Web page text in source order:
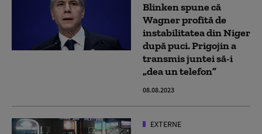
Blinken spune că
Wagner profită de
instabilitatea din Niger
după puci. Prigojin a
transmis juntei să-i
„dea un telefon”
08.08.2023
EXTERNE